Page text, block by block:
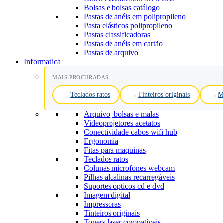
Bolsas e bolsas catálogo
Pastas de anéis em polipropileno
Pasta elásticos polipropileno
Pastas classificadoras
Pastas de anéis em cartão
Pastas de arquivo
Informatica
MAIS PROCURADAS
Teclados ratos Tinteiros originais
Arquivo, bolsas e malas
Videoprojetores acetatos
Conectividade cabos wifi hub
Ergonomia
Fitas para maquinas
Teclados ratos
Colunas microfones webcam
Pilhas alcalinas recarregáveis
Suportes opticos cd e dvd
Imagem digital
Impressoras
Tinteiros originais